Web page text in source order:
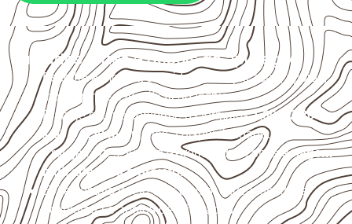
Cuidados antes e depois da aplicação
Escolha a medida considerando aplicação, apoios,
montagem e especificação técnica.
Planeje o corte conforme os formatos1,60 × 2,20 m e
1,60 × 2,50 m, sujeitos à disponibilidade.
Proteja cortes, furos e extremidades com aselagem
indicada para o projeto.
Evite contato direto com o solo, chuva, umidade
acumulada e apoios desnivelados.